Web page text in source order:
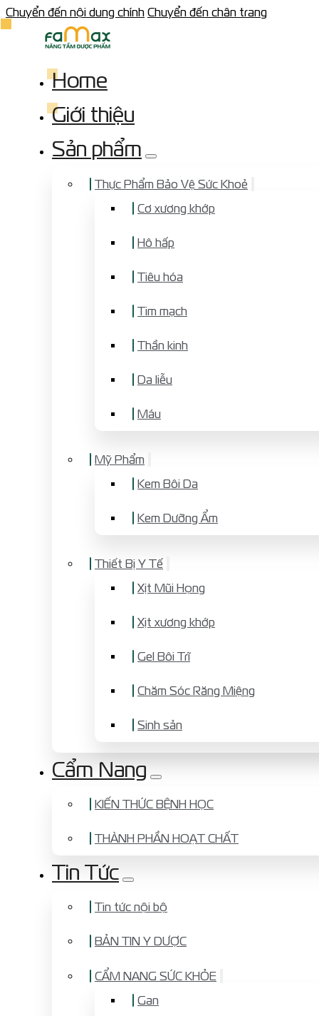
Chuyển đến nội dung chính Chuyển đến chân trang
Home
Giới thiệu
Sản phẩm
Thực Phẩm Bảo Vệ Sức Khoẻ
Cơ xương khớp
Hô hấp
Tiêu hóa
Tim mạch
Thần kinh
Da liễu
Máu
Mỹ Phẩm
Kem Bôi Da
Kem Dưỡng Ẩm
Thiết Bị Y Tế
Xịt Mũi Họng
Xịt xương khớp
Gel Bôi Trĩ
Chăm Sóc Răng Miệng
Sinh sản
Cẩm Nang
KIẾN THỨC BỆNH HỌC
THÀNH PHẦN HOẠT CHẤT
Tin Tức
Tin tức nội bộ
BẢN TIN Y DƯỢC
CẨM NANG SỨC KHỎE
Gan